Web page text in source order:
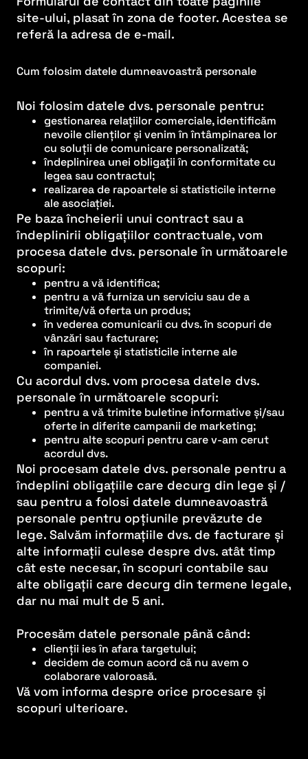
site-ului, plasat în zona de footer. Acestea se
referă la adresa de e-mail.
Cum folosim datele dumneavoastră personale
Noi folosim datele dvs. personale pentru:
gestionarea relațiilor comerciale, identificăm
nevoile clienților și venim în întâmpinarea lor
cu soluții de comunicare personalizată;
îndeplinirea unei obligaţii în conformitate cu
legea sau contractul;
realizarea de rapoartele si statisticile interne
ale asociației.
Pe baza încheierii unui contract sau a
îndeplinirii obligațiilor contractuale, vom
procesa datele dvs. personale în următoarele
scopuri:
pentru a vă identifica;
pentru a vă furniza un serviciu sau de a
trimite/vă oferta un produs;
în vederea comunicarii cu dvs. în scopuri de
vânzări sau facturare;
în rapoartele și statisticile interne ale
companiei.
Cu acordul dvs. vom procesa datele dvs.
personale în următoarele scopuri:
pentru a vă trimite buletine informative și/sau
oferte in diferite campanii de marketing;
pentru alte scopuri pentru care v-am cerut
acordul dvs.
Noi procesam datele dvs. personale pentru a
îndeplini obligațiile care decurg din lege și /
sau pentru a folosi datele dumneavoastră
personale pentru opțiunile prevăzute de
lege. Salvăm informațiile dvs. de facturare și
alte informații culese despre dvs. atât timp
cât este necesar, în scopuri contabile sau
alte obligații care decurg din termene legale,
dar nu mai mult de 5 ani.
Procesăm datele personale până când:
clienții ies în afara targetului;
decidem de comun acord că nu avem o
colaborare valoroasă.
Vă vom informa despre orice procesare și
scopuri ulterioare.